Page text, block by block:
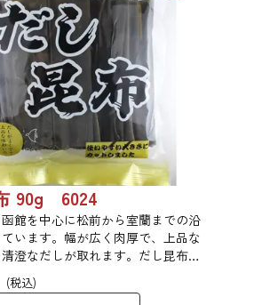
90g 6024
館を中心に松前から室蘭までの沿
います。幅が広く肉厚で、上品な
澄なだしが取れます。だし昆布、
ろ昆布、とろろ昆布、佃煮、バッ
いられます。
(税込)